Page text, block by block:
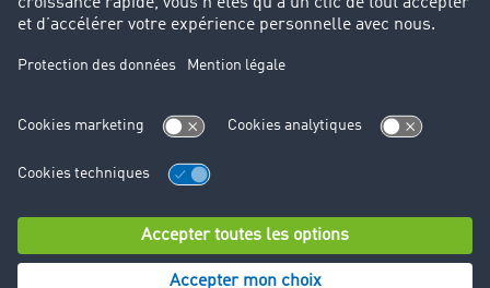
Protection des données
Cookie-Einstellungen
Support